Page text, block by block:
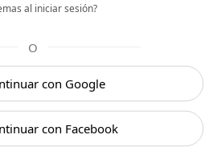
al iniciar sesión?
O
con Google
con Facebook